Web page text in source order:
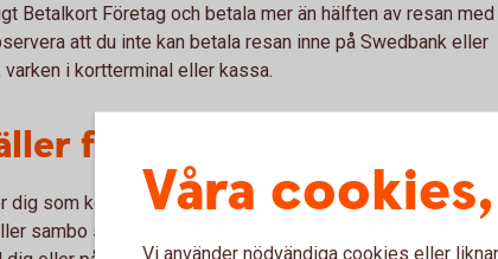
Betalkort Företag och betala mer än hälften av resan
att du inte kan betala resan inne på Swedbank eller
varken i kortterminal eller kassa.
försäkringen?
dig som kortinnehavare, men även för din make eller maka,
sambo samt för barn under 25 år som fortfarande bor
Våra
Vi använder nödvändiga cookies eller